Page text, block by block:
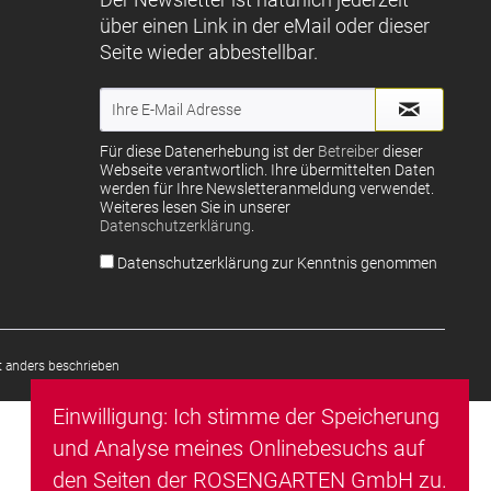
über einen Link in der eMail oder dieser
Seite wieder abbestellbar.
Für diese Datenerhebung ist der Betreiberdieser
Webseite verantwortlich. Ihre übermittelten Daten
werden für Ihre Newsletteranmeldung verwendet.
Weiteres lesen Sie in unserer
Datenschutzerklärung.
Datenschutzerklärung zur Kenntnis genommen
beschrieben
Einwilligung: Ich stimme der Speicherung
und Analyse meines Onlinebesuchs auf
den Seiten der ROSENGARTEN GmbH zu.